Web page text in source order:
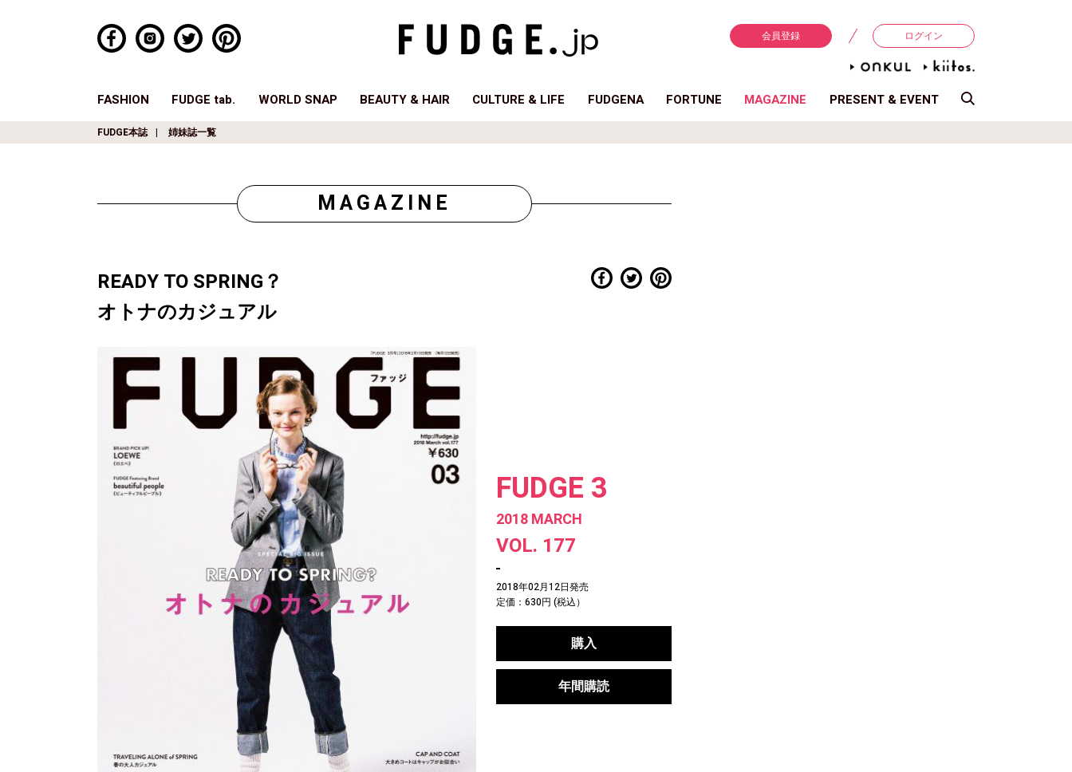
会員登録 ログイン
FASHION FUDGE tab. WORLD SNAP BEAUTY & HAIR CULTURE & LIFE FUDGENA FORTUNE MAGAZINE PRESENT & EVENT
FUDGE本誌 姉妹誌一覧
MAGAZINE
READY TO SPRING？
オトナのカジュアル
FUDGE 3
2018 MARCH
VOL. 177
2018年02月12日発売
定価：630円 (税込）
購入
年間購読